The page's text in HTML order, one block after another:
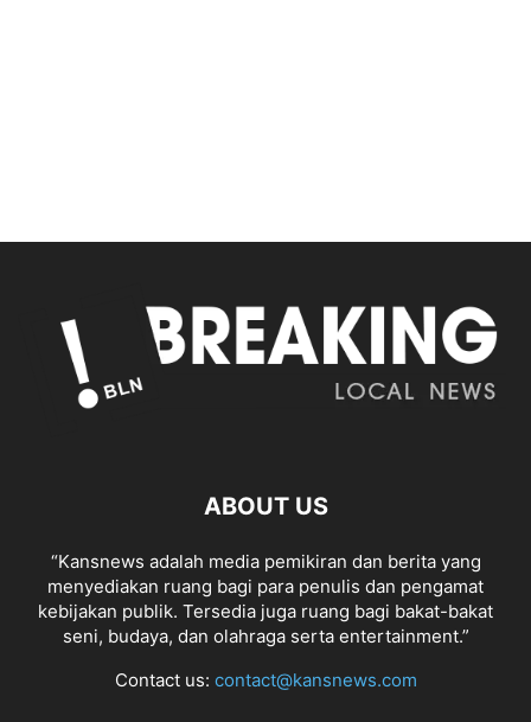
ABOUT US
“Kansnews adalah media pemikiran dan berita yang
menyediakan ruang bagi para penulis dan pengamat
kebijakan publik. Tersedia juga ruang bagi bakat-bakat
seni, budaya, dan olahraga serta entertainment.”
Contact us: contact@kansnews.com